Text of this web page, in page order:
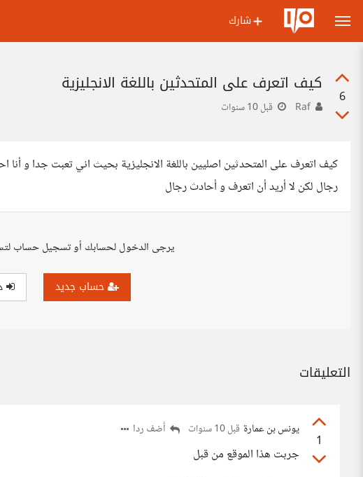
شارك
6
كيف اتعرف على المتحدثين باللغة الانجليزية
قبل 10 سنوات
كيف اتعرف على المتحدثين اصليين باللغة الانجليزية بحيث اني تعبت جدا و
رجال لكن لا أريد أن اتعرف و أحادث رجال
يرجى الدخول لحسابك أو تسجيل حساب
حساب جديد
التعليقات
1
يونس بن عمارة قبل 10 سنوات أضف ردا
جربت هذا الموقع من قبل